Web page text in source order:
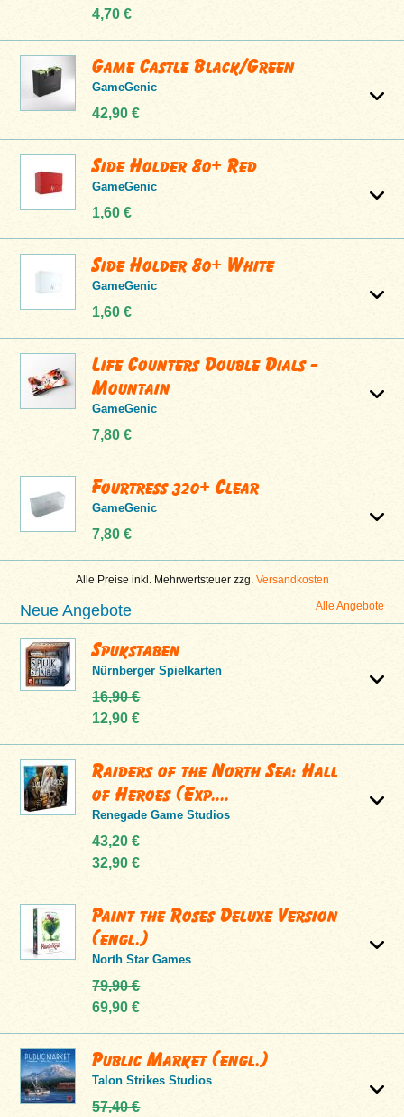
4,70 €
Game Castle Black/Green
GameGenic
42,90 €
Side Holder 80+ Red
GameGenic
1,60 €
Side Holder 80+ White
GameGenic
1,60 €
Life Counters Double Dials -
Mountain
GameGenic
7,80 €
Fourtress 320+ Clear
GameGenic
7,80 €
Alle Preise inkl. Mehrwertsteuer zzg. Versandkosten
Alle Angebote
Neue Angebote
Spukstaben
Nürnberger Spielkarten
16,90 €
12,90 €
Raiders of the North Sea: Hall
of Heroes (Exp....
Renegade Game Studios
43,20 €
32,90 €
Paint the Roses Deluxe Version
(engl.)
North Star Games
79,90 €
69,90 €
Public Market (engl.)
Talon Strikes Studios
57,40 €